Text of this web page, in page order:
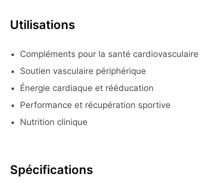
Utilisations
Compléments pour la santé cardiovasculaire
Soutien vasculaire périphérique
Énergie cardiaque et rééducation
Performance et récupération sportive
Nutrition clinique
Spécifications